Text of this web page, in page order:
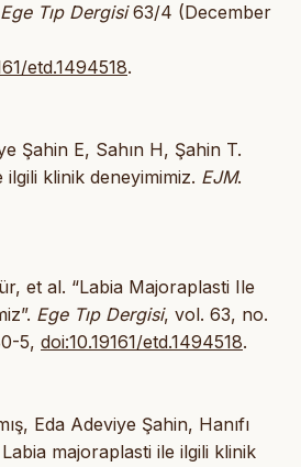
Ege Tıp Dergisi63/4 (December
etd.1494518.
Şahin E, Sahın H, Şahin T.
klinik deneyimimiz. EJM.
et al. “Labia Majoraplasti Ile
Ege Tıp Dergisi, vol. 63, no.
5, doi:10.19161/etd.1494518.
Eda Adeviye Şahin, Hanıfı
majoraplasti ile ilgili klinik